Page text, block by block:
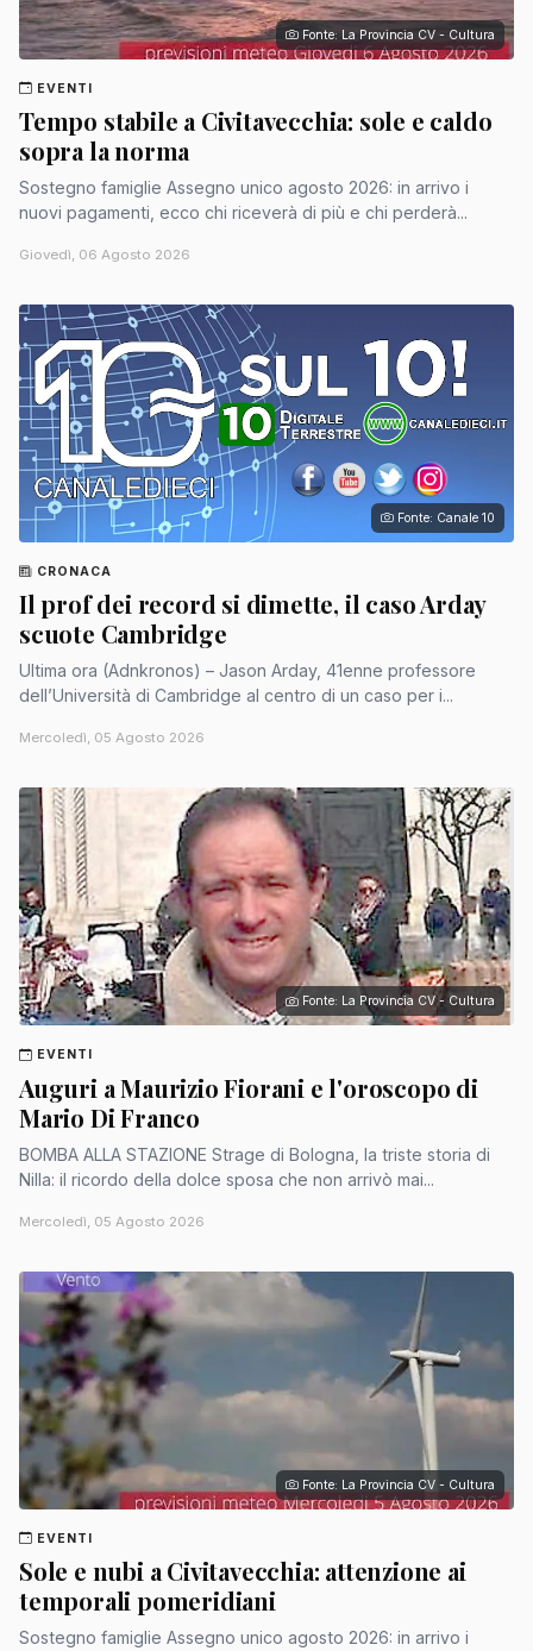
Fonte: La Provincia CV - Cultura
EVENTI
Tempo stabile a Civitavecchia: sole e caldo
sopra la norma
Sostegno famiglie Assegno unico agosto 2026: in arrivo i
nuovi pagamenti, ecco chi riceverà di più e chi perderà...
Giovedì, 06 Agosto 2026
Fonte: Canale 10
CRONACA
Il prof dei record si dimette, il caso Arday
scuote Cambridge
Ultima ora (Adnkronos) – Jason Arday, 41enne professore
dell’Università di Cambridge al centro di un caso per i...
Mercoledì, 05 Agosto 2026
Fonte: La Provincia CV - Cultura
EVENTI
Auguri a Maurizio Fiorani e l'oroscopo di
Mario Di Franco
BOMBA ALLA STAZIONE Strage di Bologna, la triste storia di
Nilla: il ricordo della dolce sposa che non arrivò mai...
Mercoledì, 05 Agosto 2026
Fonte: La Provincia CV - Cultura
EVENTI
Sole e nubi a Civitavecchia: attenzione ai
temporali pomeridiani
Sostegno famiglie Assegno unico agosto 2026: in arrivo i